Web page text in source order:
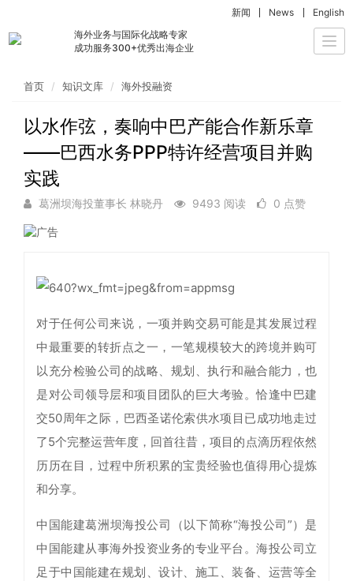
海外业务与国际化战略专家
成功服务300+优秀出海企业
新闻 News English
首页 知识文库 海外投融资
以水作弦，奏响中巴产能合作新乐章
——巴西水务PPP特许经营项目并购
实践
葛洲坝海投董事长 林晓丹 9493 阅读 0 点赞
对于任何公司来说，一项并购交易可能是其发展过程
中最重要的转折点之一，一笔规模较大的跨境并购可
以充分检验公司的战略、规划、执行和融合能力，也
是对公司领导层和项目团队的巨大考验。恰逢中巴建
交50周年之际，巴西圣诺伦索供水项目已成功地走过
了5个完整运营年度，回首往昔，项目的点滴历程依然
历历在目，过程中所积累的宝贵经验也值得用心提炼
和分享。
中国能建葛洲坝海投公司（以下简称“海投公司”）是
中国能建从事海外投资业务的专业平台。海投公司立
足于中国能建在规划、设计、施工、装备、运营等全